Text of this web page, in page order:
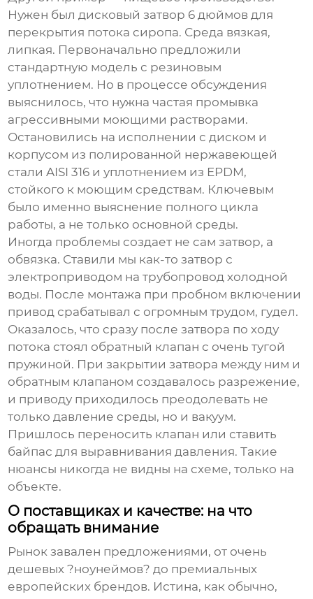
Нужен былдисковый затвор 6 дюймов для
перекрытия потока сиропа. Среда вязкая,
липкая. Первоначально предложили
стандартную модель с резиновым
уплотнением. Но в процессе обсуждения
выяснилось, что нужна частая промывка
агрессивными моющими растворами.
Остановились на исполнении с диском и
корпусом из полированной нержавеющей
стали AISI 316 и уплотнением из EPDM,
стойкого к моющим средствам. Ключевым
было именно выяснение полного цикла
работы, а не только основной среды.
Иногда проблемы создает не сам затвор, а
обвязка. Ставили мы как-то затвор с
электроприводом на трубопровод холодной
воды. После монтажа при пробном включении
привод срабатывал с огромным трудом, гудел.
Оказалось, что сразу после затвора по ходу
потока стоял обратный клапан с очень тугой
пружиной. При закрытии затвора между ним и
обратным клапаном создавалось разрежение,
и приводу приходилось преодолевать не
только давление среды, но и вакуум.
Пришлось переносить клапан или ставить
байпас для выравнивания давления. Такие
нюансы никогда не видны на схеме, только на
объекте.
О поставщиках и качестве: на что
обращать внимание
Рынок завален предложениями, от очень
дешевых ?ноунеймов? до премиальных
европейских брендов. Истина, как обычно,